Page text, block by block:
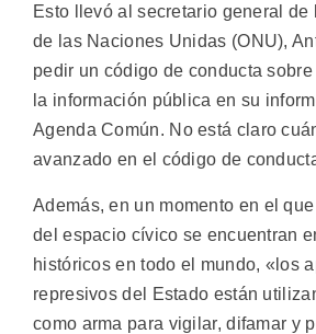
Esto llevó al secretario general de
de las Naciones Unidas (ONU),
pedir un código de conducta
la información pública en su
Agenda Común. No está claro
avanzado en el código de
Además, en un momento en el
del espacio cívico se encuentran
históricos en todo el mundo, «los
represivos del Estado están
como arma para vigilar, difamar y